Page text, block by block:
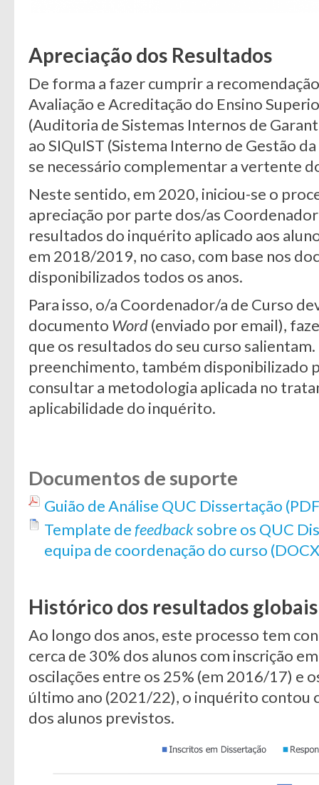
Apreciação dos Resultados
De forma a fazer cumprir a
Avaliação e Acreditação do Ensino
(Auditoria de Sistemas Internos de
ao SIQuIST (Sistema Interno de Gestão
se necessário complementar a vertente
Neste sentido, em 2020, iniciou-se o
apreciação por parte dos/as
resultados do inquérito aplicado aos
em 2018/2019, no caso, com base nos
disponibilizados todos os anos.
Para isso, o/a Coordenador/a de Curso
documento Word(enviado por email),
que os resultados do seu curso
preenchimento, também disponibilizado
consultar a metodologia aplicada no
aplicabilidade do inquérito.
Documentos de suporte
Guião de Análise QUC Dissertação
Template defeedbacksobre os QUC
equipa de coordenação do curso
Histórico dos resultados globais
Ao longo dos anos, este processo tem
cerca de 30% dos alunos com inscrição
oscilações entre os 25% (em 2016/17) e
último ano (2021/22), o inquérito contou
dos alunos previstos.